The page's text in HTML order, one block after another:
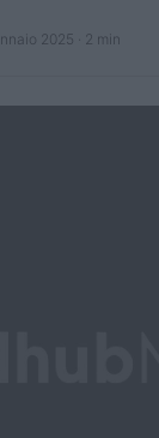
2025 · 2 min